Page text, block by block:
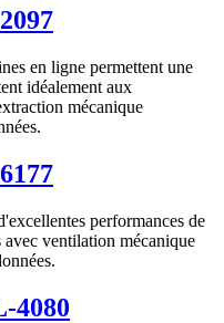
en ligne permettent une
idéalement aux
mécanique
performances de
ventilation mécanique
4080